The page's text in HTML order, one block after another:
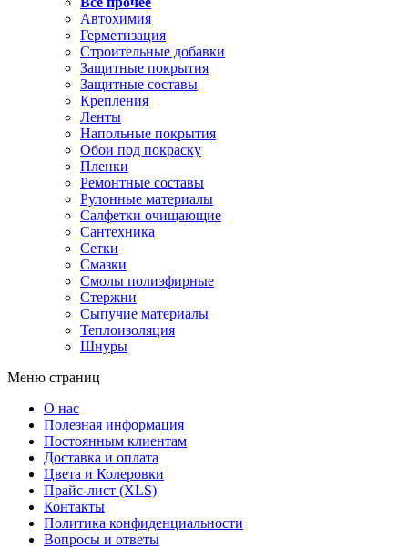
Автохимия
Герметизация
Строительные добавки
Защитные покрытия
Защитные составы
Крепления
Ленты
Напольные покрытия
Обои под покраску
Пленки
Ремонтные составы
Рулонные материалы
Салфетки очищающие
Сантехника
Сетки
Смазки
Смолы полиэфирные
Стержни
Сыпучие материалы
Теплоизоляция
Шнуры
Меню страниц
О нас
Полезная информация
Постоянным клиентам
Доставка и оплата
Цвета и Колеровки
Прайс-лист (XLS)
Контакты
Политика конфиденциальности
Вопросы и ответы